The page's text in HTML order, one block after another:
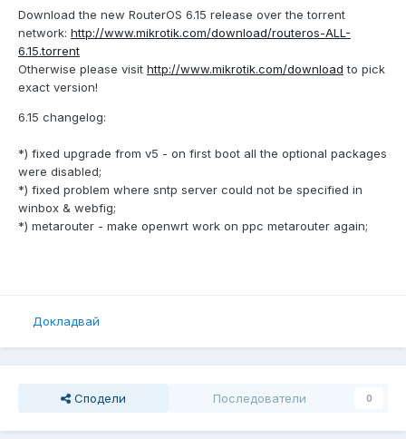
Download the new RouterOS 6.15 release over the torrent
network: http://www.mikrotik.com/download/routeros-ALL-
6.15.torrent
Otherwise please visit http://www.mikrotik.com/download to pick
exact version!
6.15 changelog:
*) fixed upgrade from v5 - on first boot all the optional packages
were disabled;
*) fixed problem where sntp server could not be specified in
winbox & webfig;
*) metarouter - make openwrt work on ppc metarouter again;
Докладвай
Сподели Последователи 0